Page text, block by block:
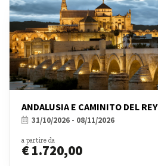
ANDALUSIA E CAMINITO DEL REY
31/10/2026 - 08/11/2026
a partire da
€ 1.720,00